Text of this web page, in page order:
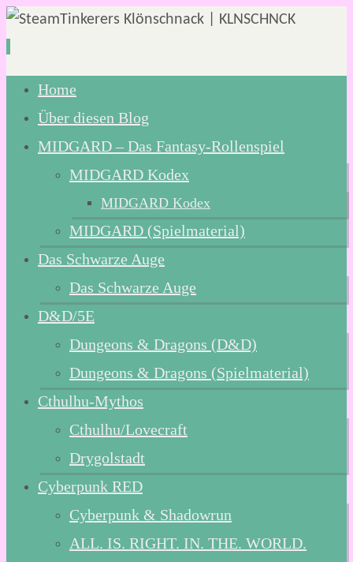
Zum
Inhalt
springen
Home
Über diesen Blog
MIDGARD – Das Fantasy-Rollenspiel
MIDGARD Kodex
MIDGARD Kodex
MIDGARD (Spielmaterial)
Das Schwarze Auge
Das Schwarze Auge
D&D/5E
Dungeons & Dragons (D&D)
Dungeons & Dragons (Spielmaterial)
Cthulhu-Mythos
Cthulhu/Lovecraft
Drygolstadt
Cyberpunk RED
Cyberpunk & Shadowrun
ALL. IS. RIGHT. IN. THE. WORLD.